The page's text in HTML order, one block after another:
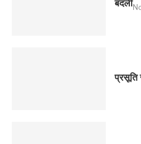
बदली
प्रसूति